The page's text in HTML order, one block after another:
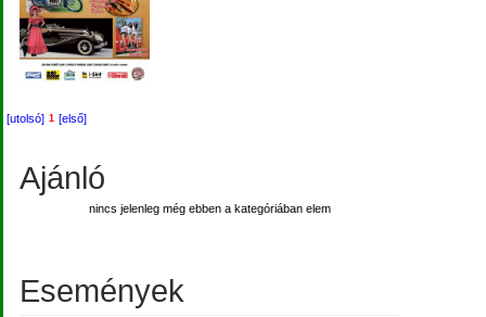
[utolsó] 1 [első]
Ajánló
nincs jelenleg még ebben a kategóriában elem
Események